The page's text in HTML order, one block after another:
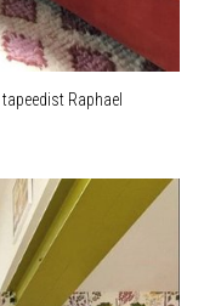
Raphael